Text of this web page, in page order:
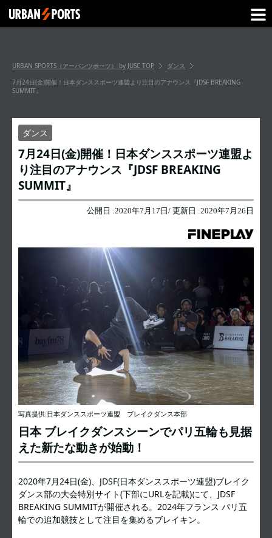
URBAN SPORTS（アーバンツポーツ） by JUSC TOP
ダンス
7月24日(金)開催！日本ダンススポーツ連盟より注目のアナウンス『JDSF BREAKING
SUMMIT』
ダンス
7月24日(金)開催！日本ダンススポーツ連盟よ
り注目のアナウンス『JDSF BREAKING
SUMMIT』
公開日 :2020年7月17日 / 更新日 :2020年7月26日
写真提供:日本ダンススポーツ連盟 ブレイクダンス本部
日本 ブレイクダンスシーンでパリ五輪も見据
えた新たな動きが始動！
2020年7月24日(金)、JDSF(日本ダンススポーツ連盟)ブレイク
ダンス部の大会特別サイト(下部にURLを記載)にて、JDSF
BREAKING SUMMITが開催される。2024年フランス パリ五
輪での追加競技として注目を集めるブレイキン。